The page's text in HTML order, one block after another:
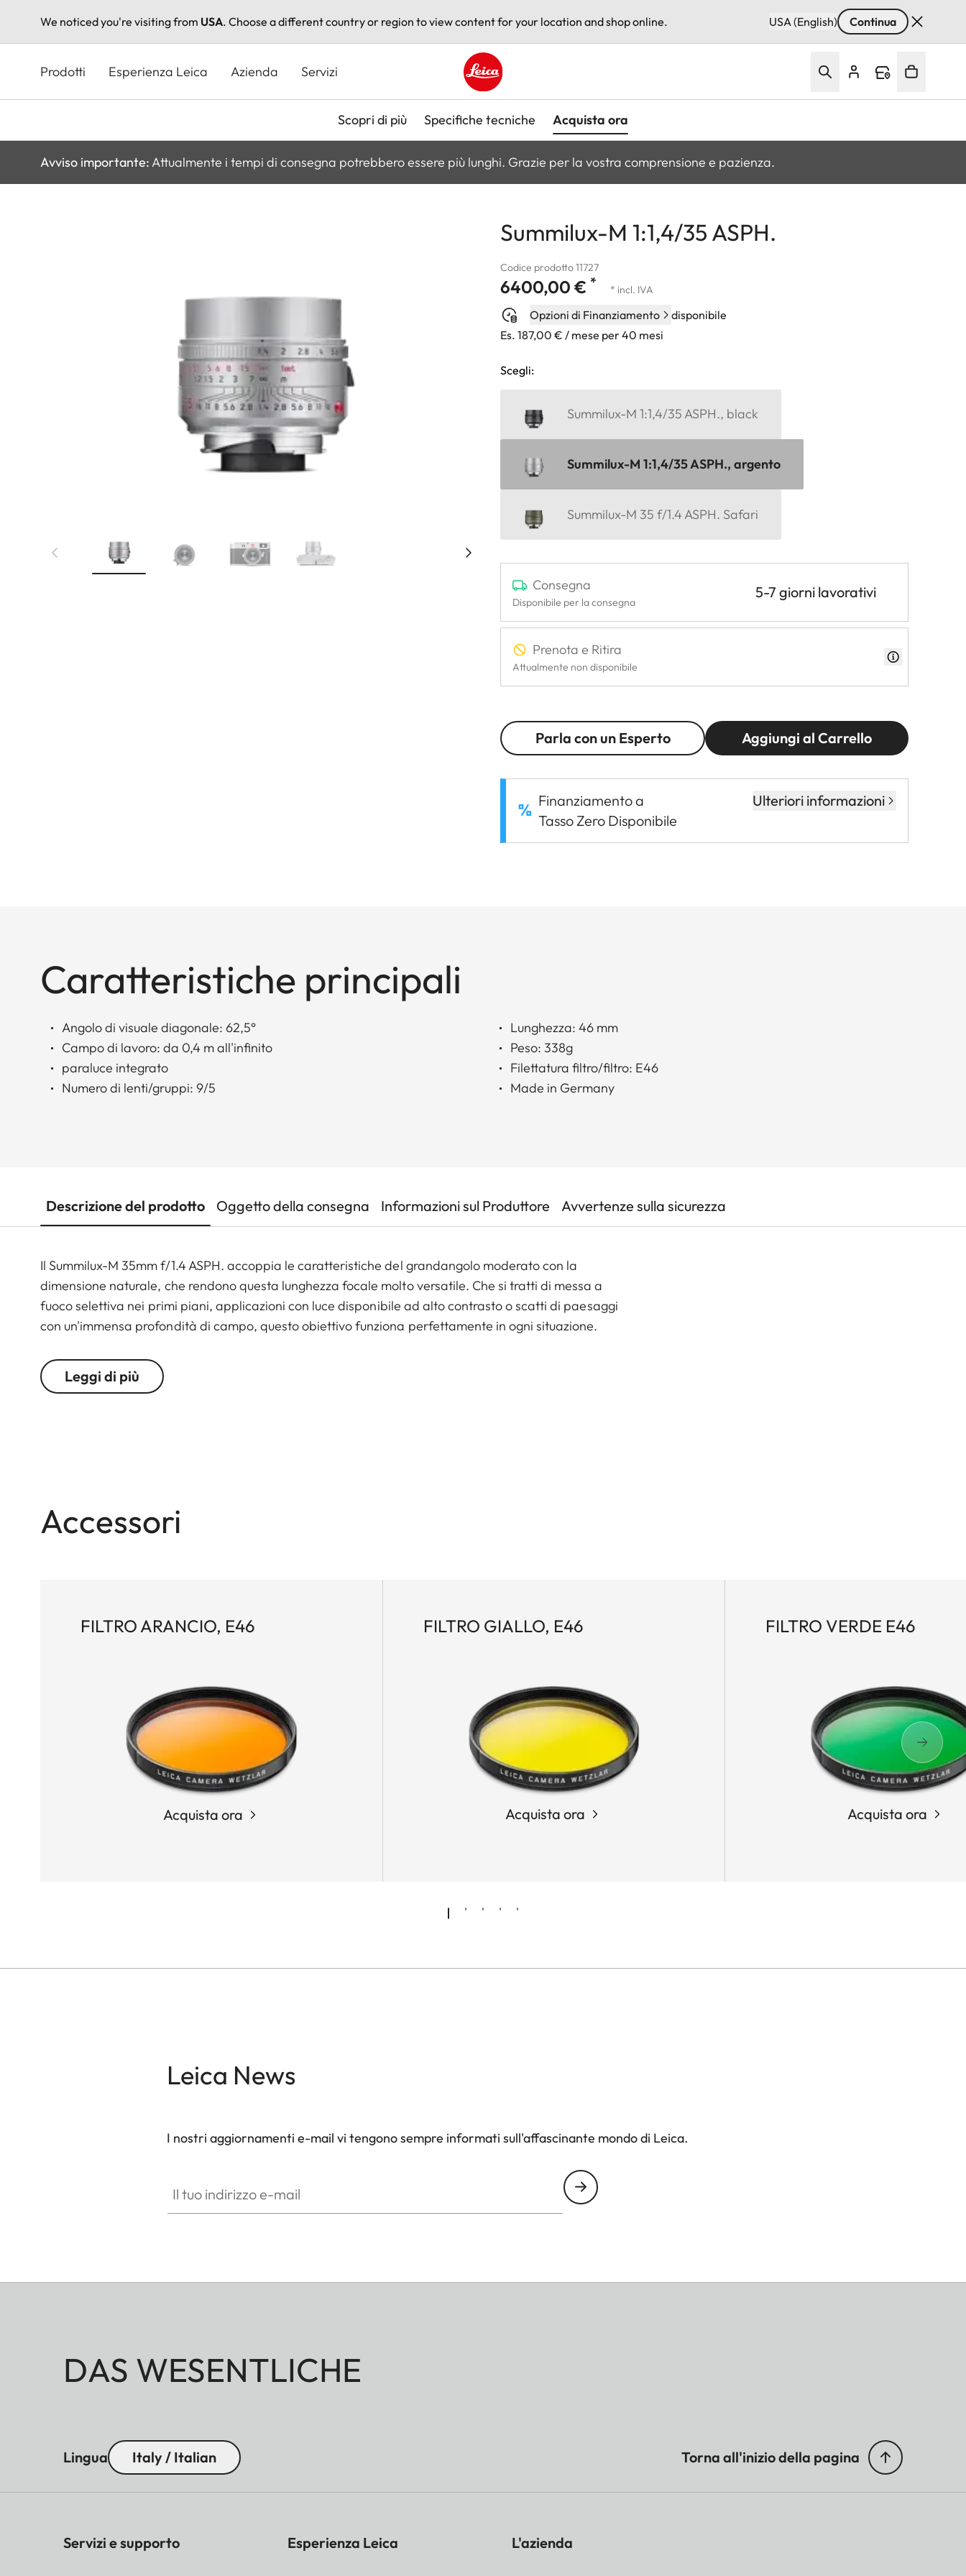
We noticed you're visiting from USA. Choose a different country or region to view content for your location and shop online. USA (English) Continua
principale
Prodotti Esperienza Leica Azienda Servizi
Leica logo - Home
Scopri di più Specifiche tecniche Acquista ora
Avviso importante: Attualmente i tempi di consegna potrebbero essere più lunghi. Grazie per la vostra comprensione e pazienza.
Summilux-M 1:1,4/35 ASPH.
Codice prodotto 11727
6400,00 € * * incl. IVA
Opzioni di Finanziamento
disponibile
Es. 187,00 € / mese per 40 mesi
Scegli:
Summilux-M 1:1,4/35 ASPH., black
Summilux-M 1:1,4/35 ASPH., argento
Summilux-M 35 f/1.4 ASPH. Safari
Consegna
Disponibile per la consegna
5-7 giorni lavorativi
Prenota e Ritira
Attualmente non disponibile
Parla con un Esperto Aggiungi al Carrello
Finanziamento a
Tasso Zero Disponibile
Ulteriori informazioni
Caratteristiche principali
Angolo di visuale diagonale: 62,5°
Campo di lavoro: da 0,4 m all'infinito
paraluce integrato
Numero di lenti/gruppi: 9/5
Lunghezza: 46 mm
Peso: 338g
Filettatura filtro/filtro: E46
Made in Germany
Descrizione del prodotto Oggetto della consegna Informazioni sul Produttore Avvertenze sulla sicurezza
Il Summilux-M 35mm f/1.4 ASPH. accoppia le caratteristiche del grandangolo moderato con la
dimensione naturale, che rendono questa lunghezza focale molto versatile. Che si tratti di messa a
fuoco selettiva nei primi piani, applicazioni con luce disponibile ad alto contrasto o scatti di paesaggi
con un'immensa profondità di campo, questo obiettivo funziona perfettamente in ogni situazione.
Leggi di più
Accessori
FILTRO ARANCIO, E46
Acquista ora
FILTRO GIALLO, E46
Acquista ora
FILTRO VERDE E46
Acquista ora
Leica News
I nostri aggiornamenti e-mail vi tengono sempre informati sull'affascinante mondo di Leica.
DAS WESENTLICHE
Lingua Italy / Italian Torna all'inizio della pagina
Servizi e supporto Esperienza Leica L'azienda